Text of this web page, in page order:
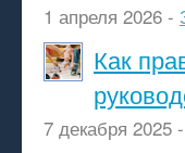
1 апреля 2026 -
Как
7 декабря 2025 -